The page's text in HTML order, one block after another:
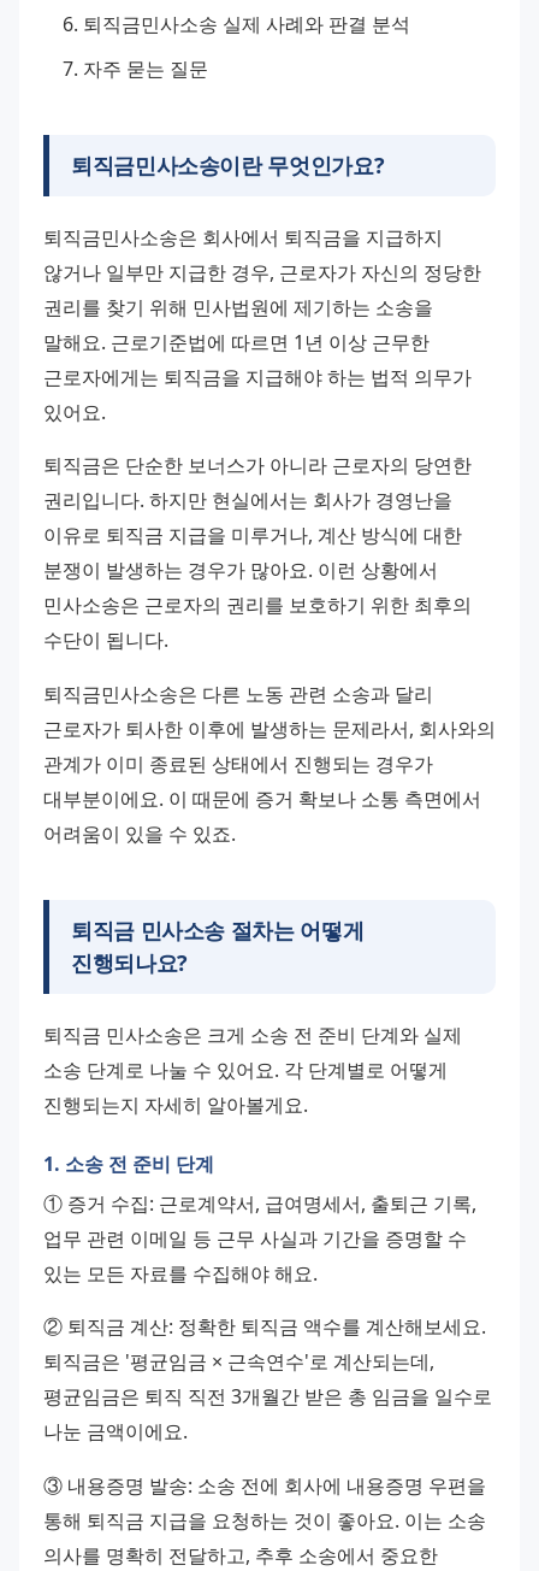
퇴직금민사소송 실제 사례와 판결 분석
자주 묻는 질문
퇴직금민사소송이란 무엇인가요?
퇴직금민사소송은 회사에서 퇴직금을 지급하지
않거나 일부만 지급한 경우, 근로자가 자신의 정당한
권리를 찾기 위해 민사법원에 제기하는 소송을
말해요. 근로기준법에 따르면 1년 이상 근무한
근로자에게는 퇴직금을 지급해야 하는 법적 의무가
있어요.
퇴직금은 단순한 보너스가 아니라 근로자의 당연한
권리입니다. 하지만 현실에서는 회사가 경영난을
이유로 퇴직금 지급을 미루거나, 계산 방식에 대한
분쟁이 발생하는 경우가 많아요. 이런 상황에서
민사소송은 근로자의 권리를 보호하기 위한 최후의
수단이 됩니다.
퇴직금민사소송은 다른 노동 관련 소송과 달리
근로자가 퇴사한 이후에 발생하는 문제라서, 회사와의
관계가 이미 종료된 상태에서 진행되는 경우가
대부분이에요. 이 때문에 증거 확보나 소통 측면에서
어려움이 있을 수 있죠.
퇴직금 민사소송 절차는 어떻게
진행되나요?
퇴직금 민사소송은 크게 소송 전 준비 단계와 실제
소송 단계로 나눌 수 있어요. 각 단계별로 어떻게
진행되는지 자세히 알아볼게요.
1. 소송 전 준비 단계
① 증거 수집: 근로계약서, 급여명세서, 출퇴근 기록,
업무 관련 이메일 등 근무 사실과 기간을 증명할 수
있는 모든 자료를 수집해야 해요.
② 퇴직금 계산: 정확한 퇴직금 액수를 계산해보세요.
퇴직금은 '평균임금 × 근속연수'로 계산되는데,
평균임금은 퇴직 직전 3개월간 받은 총 임금을 일수로
나눈 금액이에요.
③ 내용증명 발송: 소송 전에 회사에 내용증명 우편을
통해 퇴직금 지급을 요청하는 것이 좋아요. 이는 소송
의사를 명확히 전달하고, 추후 소송에서 중요한